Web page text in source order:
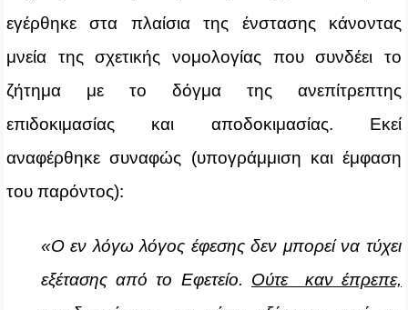
εγέρθηκε στα πλαίσια της ένστασης κάνοντας
μνεία της σχετικής νομολογίας που συνδέει το
ζήτημα με το δόγμα της ανεπίτρεπτης
επιδοκιμασίας και αποδοκιμασίας. Εκεί
αναφέρθηκε συναφώς (υπογράμμιση και έμφαση
του παρόντος):
«Ο εν λόγω λόγος έφεσης δεν μπορεί να τύχει
εξέτασης από το Εφετείο. Ούτε καν έπρεπε,